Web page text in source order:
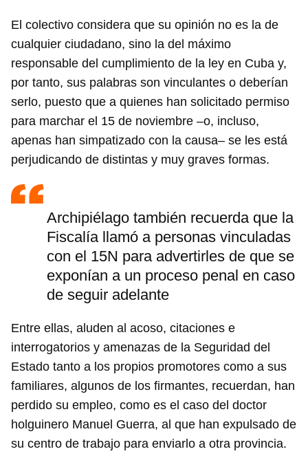
El colectivo considera que su opinión no es la de
cualquier ciudadano, sino la del máximo
responsable del cumplimiento de la ley en Cuba y,
por tanto, sus palabras son vinculantes o deberían
serlo, puesto que a quienes han solicitado permiso
para marchar el 15 de noviembre –o, incluso,
apenas han simpatizado con la causa– se les está
perjudicando de distintas y muy graves formas.
Archipiélago también recuerda que la
Fiscalía llamó a personas vinculadas
con el 15N para advertirles de que se
exponían a un proceso penal en caso
de seguir adelante
Entre ellas, aluden al acoso, citaciones e
interrogatorios y amenazas de la Seguridad del
Estado tanto a los propios promotores como a sus
familiares, algunos de los firmantes, recuerdan, han
perdido su empleo, como es el caso del doctor
holguinero Manuel Guerra, al que han expulsado de
su centro de trabajo para enviarlo a otra provincia.